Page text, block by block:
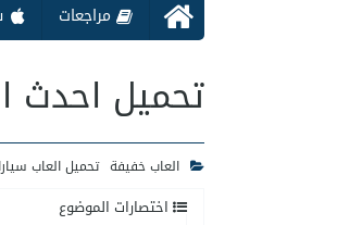
مراجعات
تحميل احدث العاب
العاب خفيفة تحميل العاب
اختصارات الموضوع